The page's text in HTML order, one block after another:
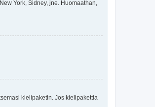
York, Sidney, jne. Huomaathan,
kielipaketin. Jos kielipakettia